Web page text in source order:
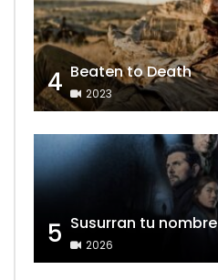
4 Beaten to Death
2023
5 Susurran tu nombre
2026